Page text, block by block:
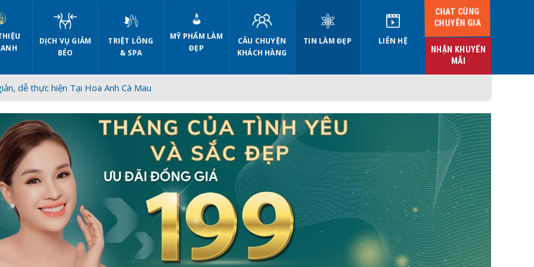
DỊCH VỤ GIẢM
BÉO
TRIỆT LÔNG
& SPA
MỸ PHẨM LÀM
ĐẸP
CÂU CHUYỆN
KHÁCH HÀNG
TIN LÀM ĐẸP LIÊN HỆ
CHAT CÙNG
CHUYÊN GIA
NHẬN KHUYẾN
MÃI
dễ thực hiện Tại Hoa Anh Cà Mau